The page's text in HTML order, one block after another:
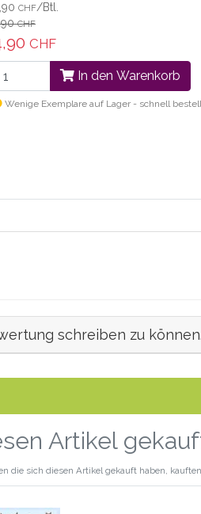
CHF/Btl.
CHF
CHF
In den Warenkorb
Wenige Exemplare auf Lager - schnell
schreiben zu können.
Artikel
die sich diesen Artikel gekauft haben,